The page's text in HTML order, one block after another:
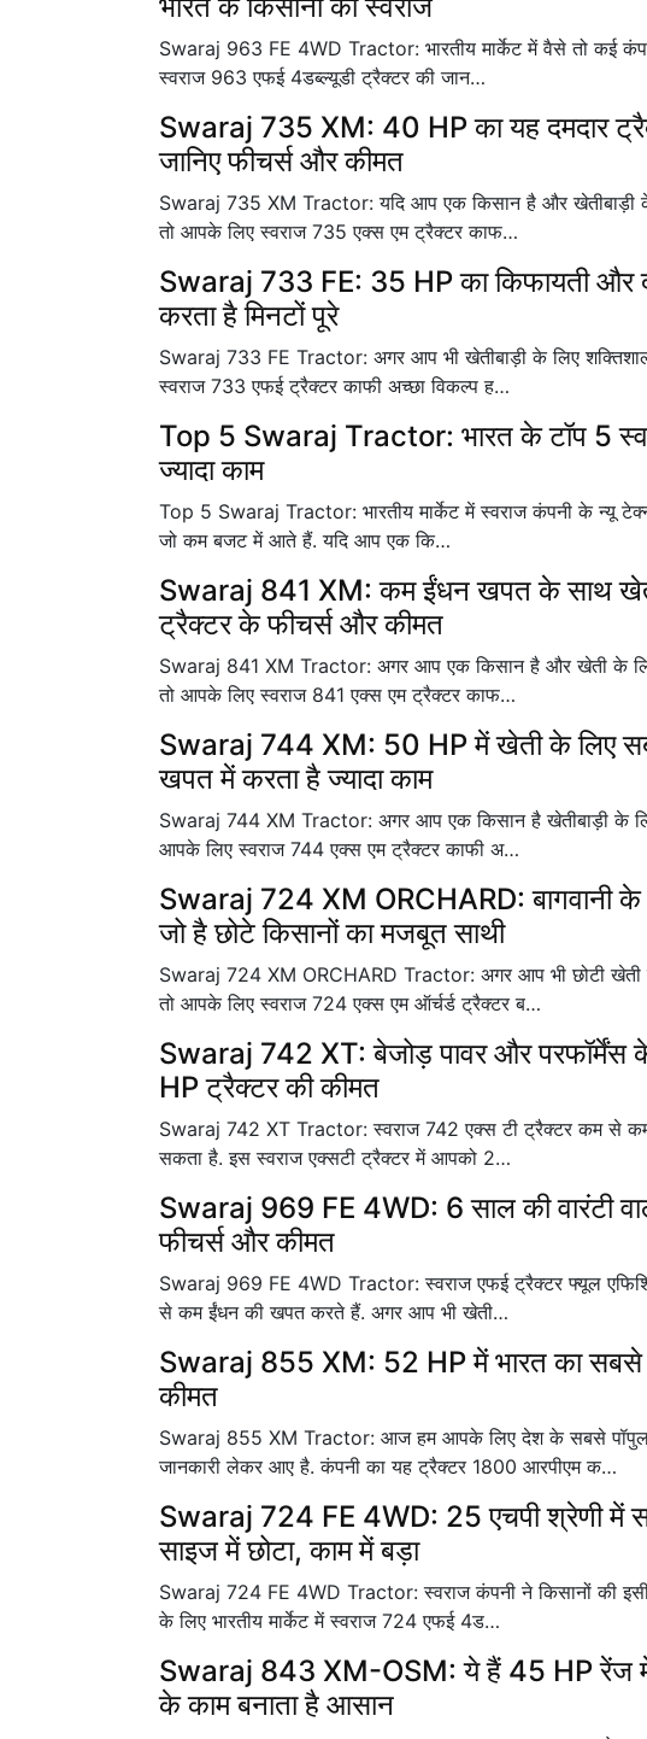
Swaraj 963 FE 4WD Tractor: भारतीय मार्केट में वैसे तो कई
स्वराज 963 एफई 4डब्ल्यूडी ट्रैक्टर की जान…
Swaraj 735 XM: 40 HP का यह दमदार
जानिए फीचर्स और कीमत
Swaraj 735 XM Tractor: यदि आप एक किसान है और खेतीबाड़ी के
तो आपके लिए स्वराज 735 एक्स एम ट्रैक्टर काफ…
Swaraj 733 FE: 35 HP का किफायती और
करता है मिनटों पूरे
Swaraj 733 FE Tractor: अगर आप भी खेतीबाड़ी के लिए
स्वराज 733 एफई ट्रैक्टर काफी अच्छा विकल्प ह…
Top 5 Swaraj Tractor: भारत के टॉप 5
ज्यादा काम
Top 5 Swaraj Tractor: भारतीय मार्केट में स्वराज कंपनी के न्यू
जो कम बजट में आते हैं. यदि आप एक कि…
Swaraj 841 XM: कम ईंधन खपत के साथ
ट्रैक्टर के फीचर्स और कीमत
Swaraj 841 XM Tractor: अगर आप एक किसान है और खेती के
तो आपके लिए स्वराज 841 एक्स एम ट्रैक्टर काफ…
Swaraj 744 XM: 50 HP में खेती के लिए
खपत में करता है ज्यादा काम
Swaraj 744 XM Tractor: अगर आप एक किसान है खेतीबाड़ी के
आपके लिए स्वराज 744 एक्स एम ट्रैक्टर काफी अ…
Swaraj 724 XM ORCHARD: बागवानी
जो है छोटे किसानों का मजबूत साथी
Swaraj 724 XM ORCHARD Tractor: अगर आप भी छोटी खेती
तो आपके लिए स्वराज 724 एक्स एम ऑर्चर्ड ट्रैक्टर ब…
Swaraj 742 XT: बेजोड़ पावर और परफॉर्मेंस
HP ट्रैक्टर की कीमत
Swaraj 742 XT Tractor: स्वराज 742 एक्स टी ट्रैक्टर कम से
सकता है. इस स्वराज एक्सटी ट्रैक्टर में आपको 2…
Swaraj 969 FE 4WD: 6 साल की वारंटी
फीचर्स और कीमत
Swaraj 969 FE 4WD Tractor: स्वराज एफई ट्रैक्टर फ्यूल
से कम ईंधन की खपत करते हैं. अगर आप भी खेती…
Swaraj 855 XM: 52 HP में भारत का सबसे
कीमत
Swaraj 855 XM Tractor: आज हम आपके लिए देश के सबसे पॉपुलर
जानकारी लेकर आए है. कंपनी का यह ट्रैक्टर 1800 आरपीएम क…
Swaraj 724 FE 4WD: 25 एचपी श्रेणी में
साइज में छोटा, काम में बड़ा
Swaraj 724 FE 4WD Tractor: स्वराज कंपनी ने किसानों की
के लिए भारतीय मार्केट में स्वराज 724 एफई 4ड…
Swaraj 843 XM-OSM: ये हैं 45 HP रेंज में
के काम बनाता है आसान